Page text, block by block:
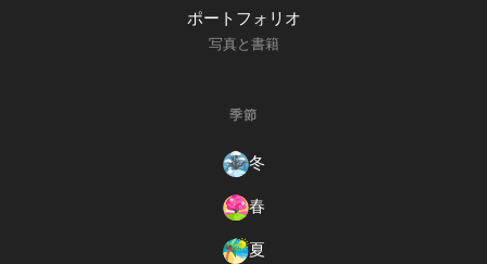
ポートフォリオ
写真と書籍
季節
冬
春
夏